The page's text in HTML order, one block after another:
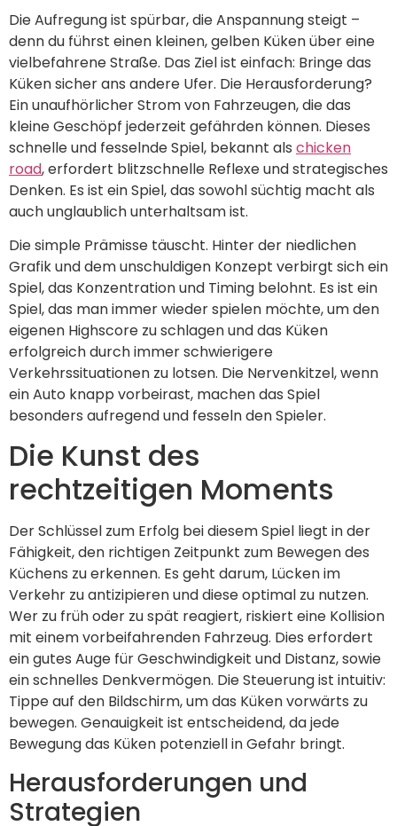
Die Aufregung ist spürbar, die Anspannung steigt –
denn du führst einen kleinen, gelben Küken über eine
vielbefahrene Straße. Das Ziel ist einfach: Bringe das
Küken sicher ans andere Ufer. Die Herausforderung?
Ein unaufhörlicher Strom von Fahrzeugen, die das
kleine Geschöpf jederzeit gefährden können. Dieses
schnelle und fesselnde Spiel, bekannt als chicken
road, erfordert blitzschnelle Reflexe und strategisches
Denken. Es ist ein Spiel, das sowohl süchtig macht als
auch unglaublich unterhaltsam ist.
Die simple Prämisse täuscht. Hinter der niedlichen
Grafik und dem unschuldigen Konzept verbirgt sich ein
Spiel, das Konzentration und Timing belohnt. Es ist ein
Spiel, das man immer wieder spielen möchte, um den
eigenen Highscore zu schlagen und das Küken
erfolgreich durch immer schwierigere
Verkehrssituationen zu lotsen. Die Nervenkitzel, wenn
ein Auto knapp vorbeirast, machen das Spiel
besonders aufregend und fesseln den Spieler.
Die Kunst des
rechtzeitigen Moments
Der Schlüssel zum Erfolg bei diesem Spiel liegt in der
Fähigkeit, den richtigen Zeitpunkt zum Bewegen des
Küchens zu erkennen. Es geht darum, Lücken im
Verkehr zu antizipieren und diese optimal zu nutzen.
Wer zu früh oder zu spät reagiert, riskiert eine Kollision
mit einem vorbeifahrenden Fahrzeug. Dies erfordert
ein gutes Auge für Geschwindigkeit und Distanz, sowie
ein schnelles Denkvermögen. Die Steuerung ist intuitiv:
Tippe auf den Bildschirm, um das Küken vorwärts zu
bewegen. Genauigkeit ist entscheidend, da jede
Bewegung das Küken potenziell in Gefahr bringt.
Herausforderungen und
Strategien